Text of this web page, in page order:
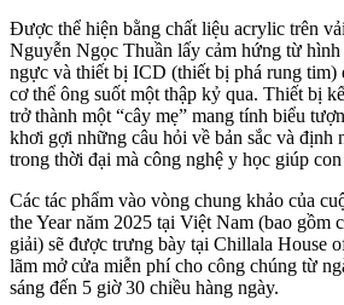
Được thể hiện bằng chất liệu acrylic trên
Nguyễn Ngọc Thuần lấy cảm hứng từ
ngực và thiết bị ICD (thiết bị phá rung tim)
cơ thể ông suốt một thập kỷ qua. Thiết bị
trở thành một “cây mẹ” mang tính biểu
khơi gợi những câu hỏi về bản sắc và định
trong thời đại mà công nghệ y học giúp
Các tác phẩm vào vòng chung khảo của
the Year năm 2025 tại Việt Nam (bao gồm
giải) sẽ được trưng bày tại Chillala House
lãm mở cửa miễn phí cho công chúng từ
sáng đến 5 giờ 30 chiều hàng ngày.